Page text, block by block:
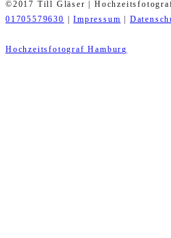
©2017 Till Gläser |
01705579630
|Impressum
Hochzeitsfotograf Hamburg